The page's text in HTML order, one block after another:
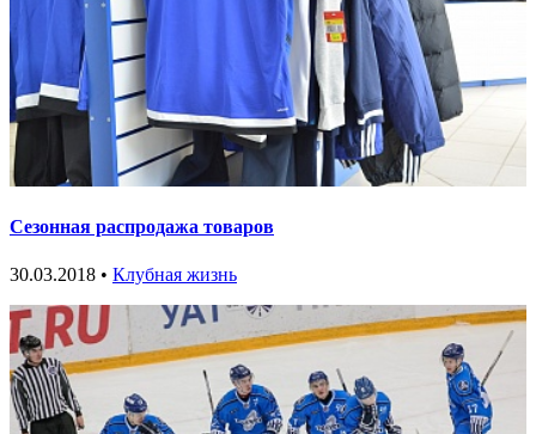
Сезонная распродажа товаров
30.03.2018 • Клубная жизнь